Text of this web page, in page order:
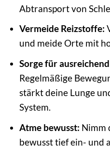
Abtransport von
Vermeide Reizstoffe:
und meide Orte mit
Sorge für ausreichend
Regelmäßige
stärkt deine Lunge
System.
Atme bewusst: Nimm
bewusst tief ein- und